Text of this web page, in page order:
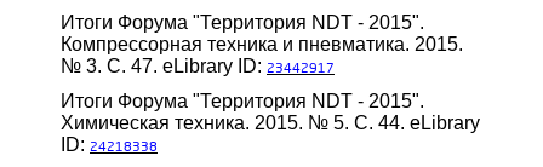
Итоги Форума "Территория NDT - 2015".
Компрессорная техника и пневматика. 2015.
№ 3. С. 47. eLibrary ID: 23442917
Итоги Форума "Территория NDT - 2015".
Химическая техника. 2015. № 5. С. 44. eLibrary
ID: 24218338